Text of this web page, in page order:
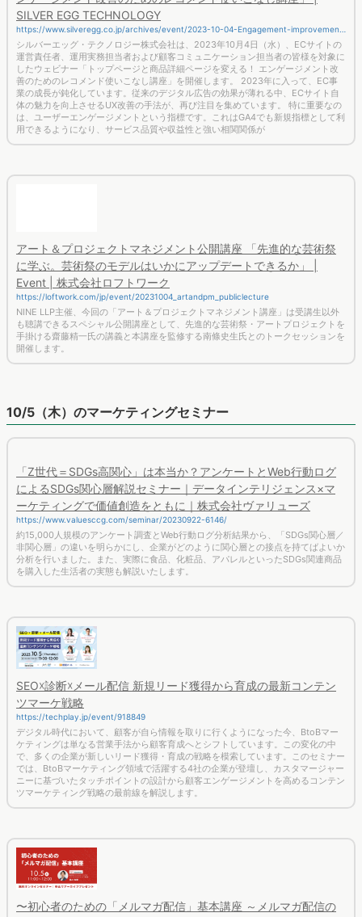
SILVER EGG TECHNOLOGY
https://www.silveregg.co.jp/archives/event/2023-10-04-Engagement-improvement
-webinar
シルバーエッグ・テクノロジー株式会社は、2023年10月4日（水）、ECサイトの
運営責任者、運用実務担当者および顧客コミュニケーション担当者の皆様を対象に
したウェビナー「トップページと商品詳細ページを変える！ エンゲージメント改
善のためのレコメンド使いこなし講座」を開催します。 2023年に入って、EC事
業の成長が鈍化しています。従来のデジタル広告の効果が薄れる中、ECサイト自
体の魅力を向上させるUX改善の手法が、再び注目を集めています。 特に重要なの
は、ユーザーエンゲージメントという指標です。これはGA4でも新規指標として利
用できるようになり、サービス品質や収益性と強い相関関係が
アート＆プロジェクトマネジメント公開講座 「先進的な芸術祭
に学ぶ。芸術祭のモデルはいかにアップデートできるか」 |
Event | 株式会社ロフトワーク
https://loftwork.com/jp/event/20231004_artandpm_publiclecture
NINE LLP主催、今回の「アート＆プロジェクトマネジメント講座」は受講生以外
も聴講できるスペシャル公開講座として、先進的な芸術祭・アートプロジェクトを
手掛ける齋藤精一氏の講義と本講座を監修する南條史生氏とのトークセッションを
開催します。
10/5（木）のマーケティングセミナー
「Z世代＝SDGs高関心」は本当か？アンケートとWeb行動ログ
によるSDGs関心層解説セミナー｜データインテリジェンス×マ
ーケティングで価値創造をともに｜株式会社ヴァリューズ
https://www.valuesccg.com/seminar/20230922-6146/
約15,000人規模のアンケート調査とWeb行動ログ分析結果から、「SDGs関心層／
非関心層」の違いを明らかにし、企業がどのように関心層との接点を持てばよいか
分析を行いました。また、実際に食品、化粧品、アパレルといったSDGs関連商品
を購入した生活者の実態も解説いたします。
SEO☓診断☓メール配信 新規リード獲得から育成の最新コンテン
ツマーケ戦略
https://techplay.jp/event/918849
デジタル時代において、顧客が自ら情報を取りに行くようになった今、BtoBマー
ケティングは単なる営業手法から顧客育成へとシフトしています。この変化の中
で、多くの企業が新しいリード獲得・育成の戦略を模索しています。このセミナー
では、BtoBマーケティング領域で活躍する4社の企業が登壇し、カスタマージャー
ニーに基づいたタッチポイントの設計から顧客エンゲージメントを高めるコンテン
ツマーケティング戦略の最前線を解説します。
〜初心者のための「メルマガ配信」基本講座 ～メルマガ配信の